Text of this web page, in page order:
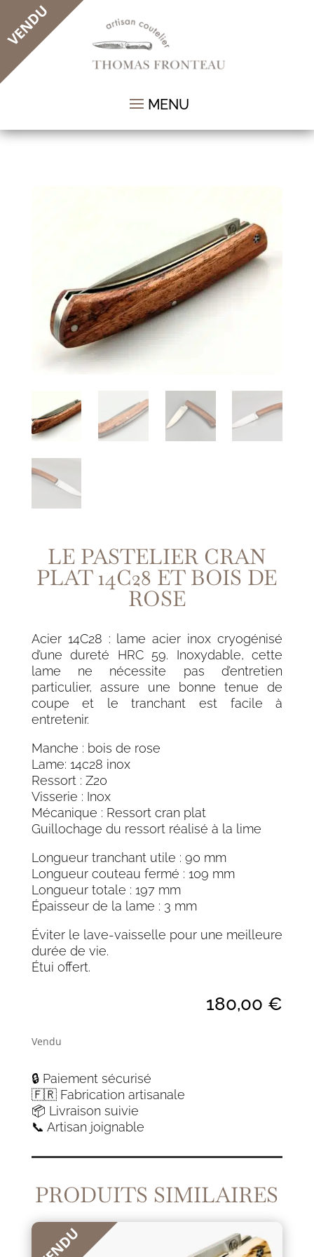
VENDU
LE PASTELIER CRAN
PLAT 14C28 ET BOIS DE
ROSE
Acier 14C28 : lame acier inox cryogénisé
d’une dureté HRC 59. Inoxydable, cette
lame ne nécessite pas d’entretien
particulier, assure une bonne tenue de
coupe et le tranchant est facile à
entretenir.
Manche : bois de rose
Lame: 14c28 inox
Ressort : Z20
Visserie : Inox
Mécanique : Ressort cran plat
Guillochage du ressort réalisé à la lime
Longueur tranchant utile : 90 mm
Longueur couteau fermé : 109 mm
Longueur totale : 197 mm
Épaisseur de la lame : 3 mm
Éviter le lave-vaisselle pour une meilleure
durée de vie.
Étui offert.
180,00 €
Vendu
🔒 Paiement sécurisé
🇫🇷 Fabrication artisanale
📦 Livraison suivie
📞 Artisan joignable
PRODUITS SIMILAIRES